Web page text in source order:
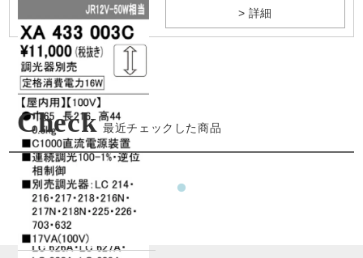
> 詳細
Check 最近チェックした商品